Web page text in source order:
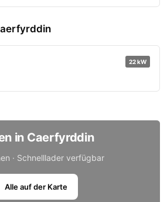
22 kW
in Caerfyrddin
· Schnelllader verfügbar
Alle auf der Karte